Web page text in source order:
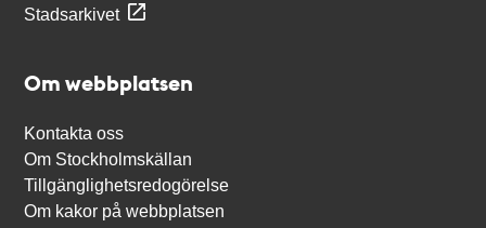
Stadsarkivet
Om webbplatsen
Kontakta oss
Om Stockholmskällan
Tillgänglighetsredogörelse
Om kakor på webbplatsen